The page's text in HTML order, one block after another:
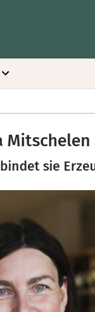
Mitschelen
sie